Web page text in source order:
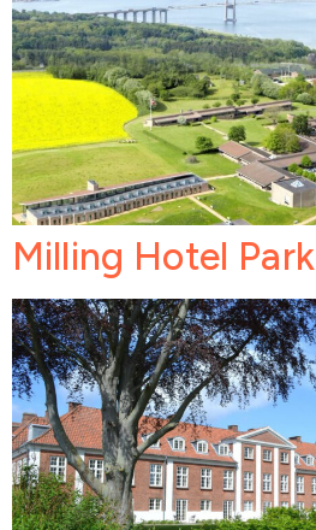
Milling Hotel Park